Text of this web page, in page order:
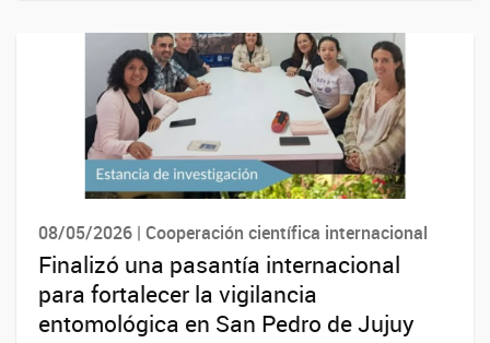
08/05/2026 | Cooperación científica internacional
Finalizó una pasantía internacional
para fortalecer la vigilancia
entomológica en San Pedro de Jujuy